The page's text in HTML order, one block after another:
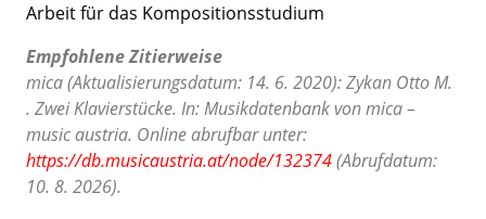
Arbeit für das Kompositionsstudium
Empfohlene Zitierweise
mica (Aktualisierungsdatum: 14. 6. 2020): Zykan Otto M.
. Zwei Klavierstücke. In: Musikdatenbank von mica –
music austria. Online abrufbar unter:
https://db.musicaustria.at/node/132374(Abrufdatum:
10. 8. 2026).